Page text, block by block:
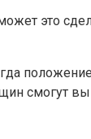
это
смогут